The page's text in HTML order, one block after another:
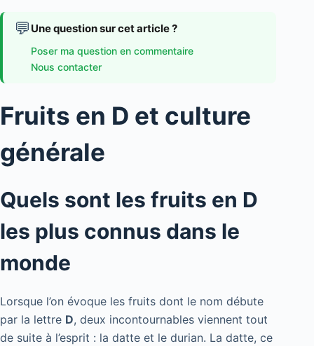
💬 Une question sur cet article ?
Poser ma question en commentaire
Nous contacter
Fruits en D et culture
générale
Quels sont les fruits en D
les plus connus dans le
monde
Lorsque l’on évoque les fruits dont le nom débute
par la lettre D, deux incontournables viennent tout
de suite à l’esprit : la datte et le durian. La datte, ce